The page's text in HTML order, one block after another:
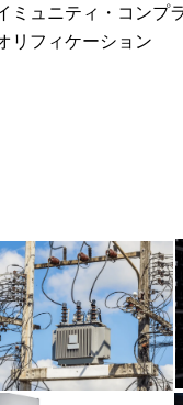
ミュニティ・コンプ
リフィケーション